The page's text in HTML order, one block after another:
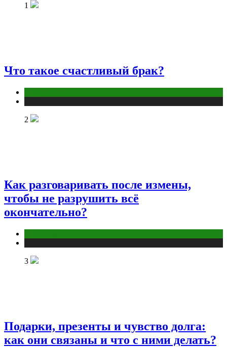
1
Что такое счастливый брак?
2
Как разговаривать после измены,
чтобы не разрушить всё
окончательно?
3
Подарки, презенты и чувство долга:
как они связаны и что с ними делать?